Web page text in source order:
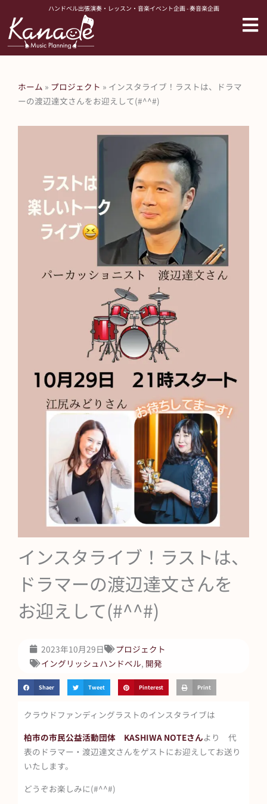
ス
ハンドベル出張演奏・レッスン・音楽イベント企画 - 奏音楽企画
ホーム » プロジェクト » インスタライブ！ラストは、ドラマ
ーの渡辺達文さんをお迎えして(#^^#)
インスタライブ！ラストは、
ドラマーの渡辺達文さんを
お迎えして(#^^#)
2023年10月29日
プロジェクト
イングリッシュハンドベル, 開発
Shaer Tweet Pinterest Print
クラウドファンディングラストのインスタライブは
柏市の市民公益活動団体 KASHIWA NOTEさんより 代
表のドラマー・渡辺達文さんをゲストにお迎えしてお送り
いたします。
どうぞお楽しみに(#^^#)